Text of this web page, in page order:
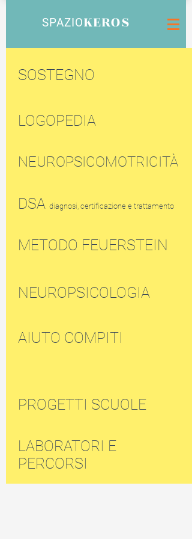
SPAZIOKEROS
SOSTEGNO
LOGOPEDIA
NEUROPSICOMOTRICITÀ
DSA diagnosi, certificazione e trattamento
METODO FEUERSTEIN
NEUROPSICOLOGIA
AIUTO COMPITI
PROGETTI SCUOLE
LABORATORI E
PERCORSI